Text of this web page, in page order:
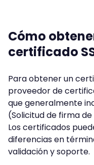
Cómo
certificado
Para obtener un
proveedor de
que generalmente
(Solicitud de firma
Los certificados
diferencias en
validación y soporte.